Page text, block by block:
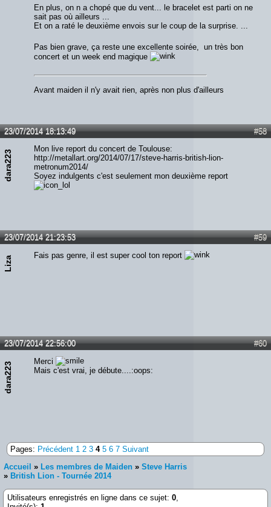
En plus, on n a chopé que du vent... le bracelet est parti on ne
sait pas où ailleurs ...
Et on a raté le deuxième envois sur le coup de la surprise. ...
Pas bien grave, ça reste une excellente soirée, un très bon
concert et un week end magique
Avant maiden il n'y avait rien, après non plus d'ailleurs
#58
23/07/2014 18:13:49
dara223
Mon live report du concert de Toulouse:
http://metallart.org/2014/07/17/steve-harris-british-lion-
metronum2014/
Soyez indulgents c'est seulement mon deuxième report
#59
23/07/2014 21:23:53
Liza Fais pas genre, il est super cool ton report
#60
23/07/2014 22:56:00
dara223
Merci
Mais c'est vrai, je débute....:oops:
Pages: Précédent 1 2 3 4 5 6 7 Suivant
Accueil » Les membres de Maiden » Steve Harris
» British Lion - Tournée 2014
Utilisateurs enregistrés en ligne dans ce sujet: 0